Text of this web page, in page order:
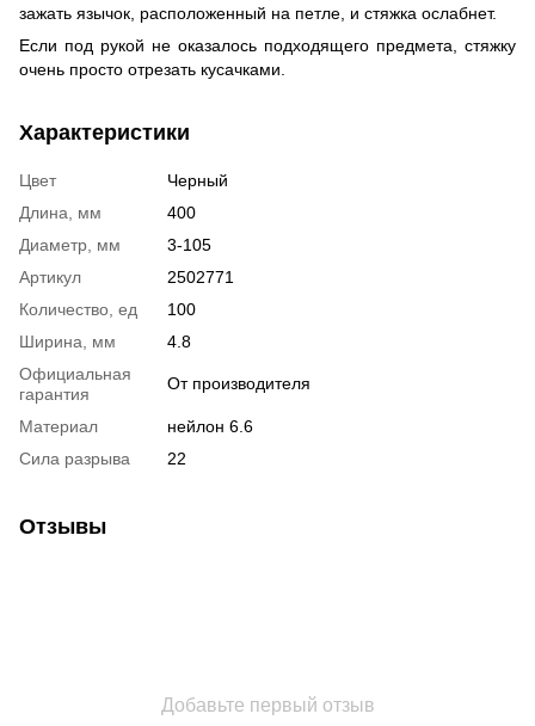
зажать язычок, расположенный на петле, и стяжка ослабнет.
Если под рукой не оказалось подходящего предмета, стяжку
очень просто отрезать кусачками.
Характеристики
Цвет
Черный
Длина, мм
400
Диаметр, мм
3-105
Артикул
2502771
Количество, ед
100
Ширина, мм
4.8
Официальная
гарантия
От производителя
Материал
нейлон 6.6
Сила разрыва
22
Отзывы
Добавьте первый отзыв